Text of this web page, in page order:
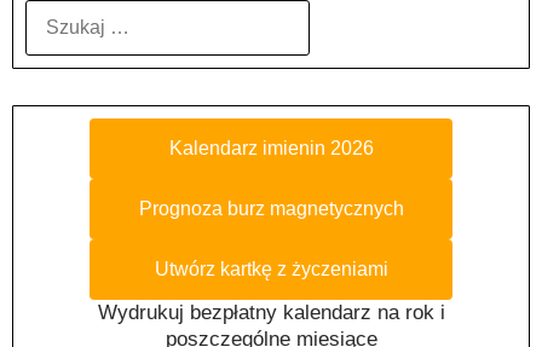
Kalendarz imienin 2026
Prognoza burz magnetycznych
Utwórz kartkę z życzeniami
Wydrukuj bezpłatny kalendarz na rok i
poszczególne miesiące